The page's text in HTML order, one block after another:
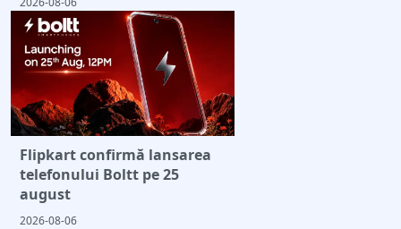
Flipkart confirmă lansarea
telefonului Boltt pe 25
august
2026-08-06